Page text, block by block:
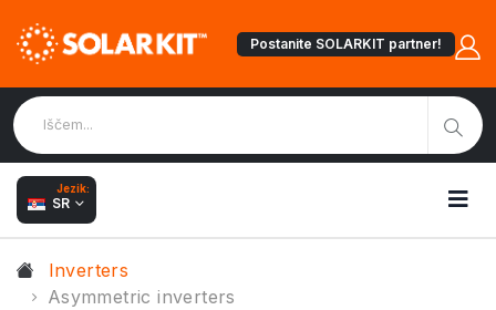
Postanite SOLARKIT partner!
Jezik:
SR
Inverters
Asymmetric inverters